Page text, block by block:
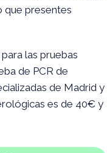
que presentes
las pruebas
de PCR de
de Madrid y
es de 40€ y